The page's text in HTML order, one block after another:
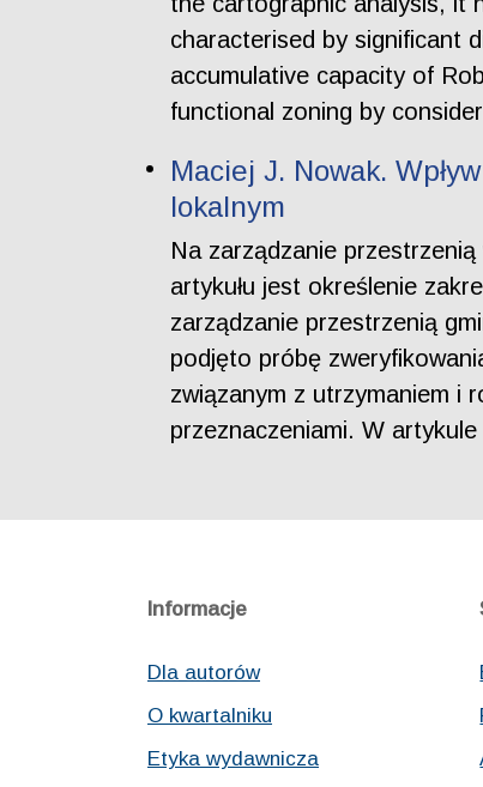
characterised by significant
accumulative capacity of
functional zoning by
Maciej J. Nowak.
lokalnym
Na zarządzanie
artykułu jest określenie
zarządzanie przestrzenią
podjęto próbę
związanym z utrzymaniem i
przeznaczeniami. W
Informacje
Dla autorów
O kwartalniku
Etyka wydawnicza